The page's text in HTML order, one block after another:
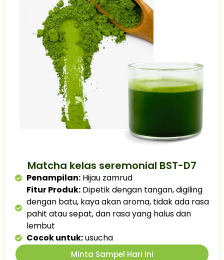
Matcha kelas seremonial BST-D7
Penampilan:Hijau zamrud
Fitur Produk:Dipetik dengan tangan, digiling
dengan batu, kaya akan aroma, tidak ada rasa
pahit atau sepat, dan rasa yang halus dan
lembut
Cocok untuk:usucha
Minta Sampel Hari Ini